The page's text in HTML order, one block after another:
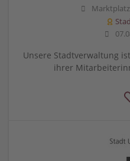
Marktplatz
Unsere Stadtverwaltung
ihrer